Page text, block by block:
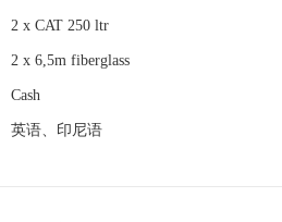
2 x CAT 250 ltr
2 x 6,5m fiberglass
Cash
英语、印尼语